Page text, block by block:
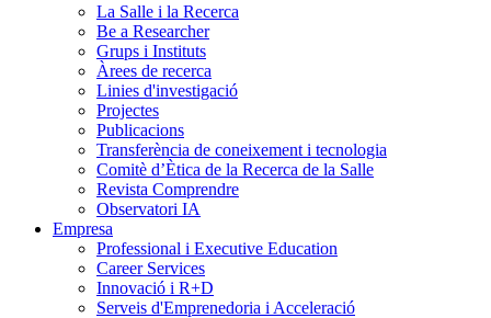
La Salle i la Recerca
Be a Researcher
Grups i Instituts
Àrees de recerca
Linies d'investigació
Projectes
Publicacions
Transferència de coneixement i tecnologia
Comitè d’Ètica de la Recerca de la Salle
Revista Comprendre
Observatori IA
Empresa
Professional i Executive Education
Career Services
Innovació i R+D
Serveis d'Emprenedoria i Acceleració